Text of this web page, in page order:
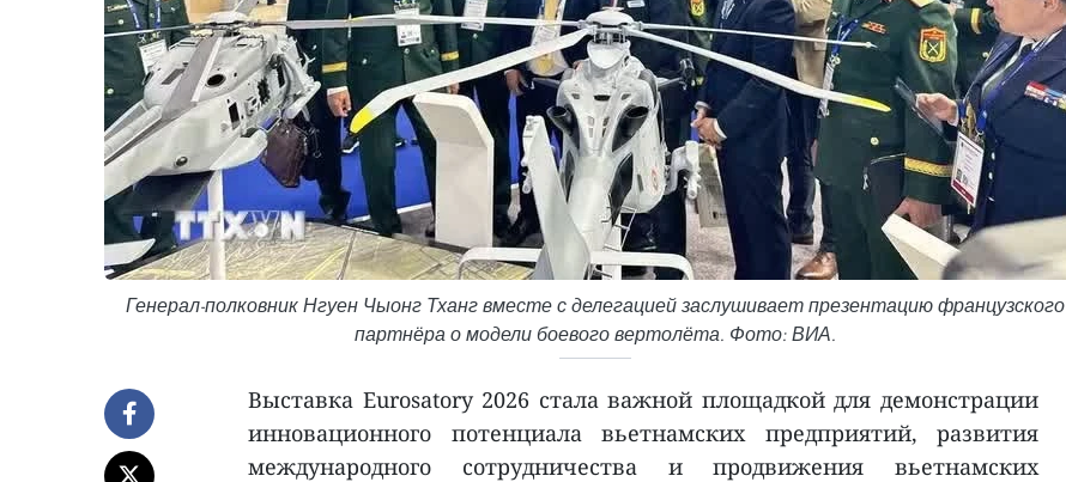
Генерал-полковник Нгуен Чыонг Тханг вместе с делегацией заслушивает презентацию французского
партнёра о модели боевого вертолёта. Фото: ВИА.
Выставка Eurosatory 2026 стала важной площадкой для демонстрации
инновационного потенциала вьетнамских предприятий, развития
международного сотрудничества и продвижения вьетнамских